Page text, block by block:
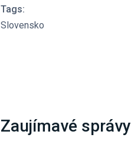
Tags:
Slovensko
Zaujímavé správy